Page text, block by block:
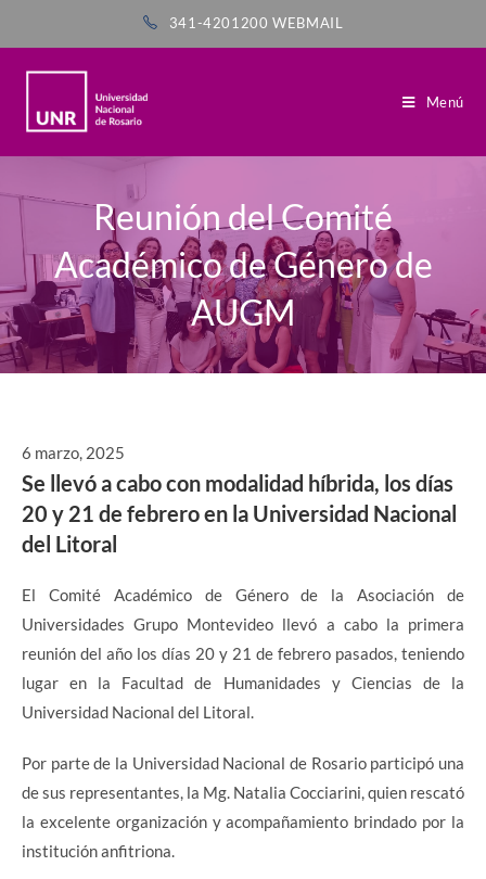
341-4201200WEBMAIL
Menú
Reunión del Comité
Académico de Género de
AUGM
6 marzo, 2025
Se llevó a cabo con modalidad híbrida, los días
20 y 21 de febrero en la Universidad Nacional
del Litoral
El Comité Académico de Género de la Asociación de
Universidades Grupo Montevideo llevó a cabo la primera
reunión del año los días 20 y 21 de febrero pasados, teniendo
lugar en la Facultad de Humanidades y Ciencias de la
Universidad Nacional del Litoral.
Por parte de la Universidad Nacional de Rosario participó una
de sus representantes, la Mg. Natalia Cocciarini, quien rescató
la excelente organización y acompañamiento brindado por la
institución anfitriona.